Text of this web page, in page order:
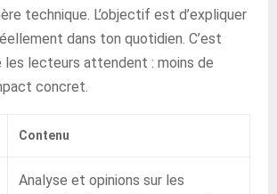
technique. L’objectif est d’expliquer
dans ton quotidien. C’est
les lecteurs attendent : moins de
concret.
Contenu
Analyse et opinions sur les